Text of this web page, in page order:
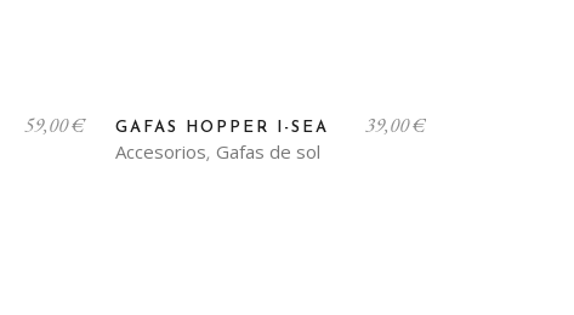
59,00€
Accesorios, Gafas de sol
GAFAS HOPPER I-SEA 39,00€